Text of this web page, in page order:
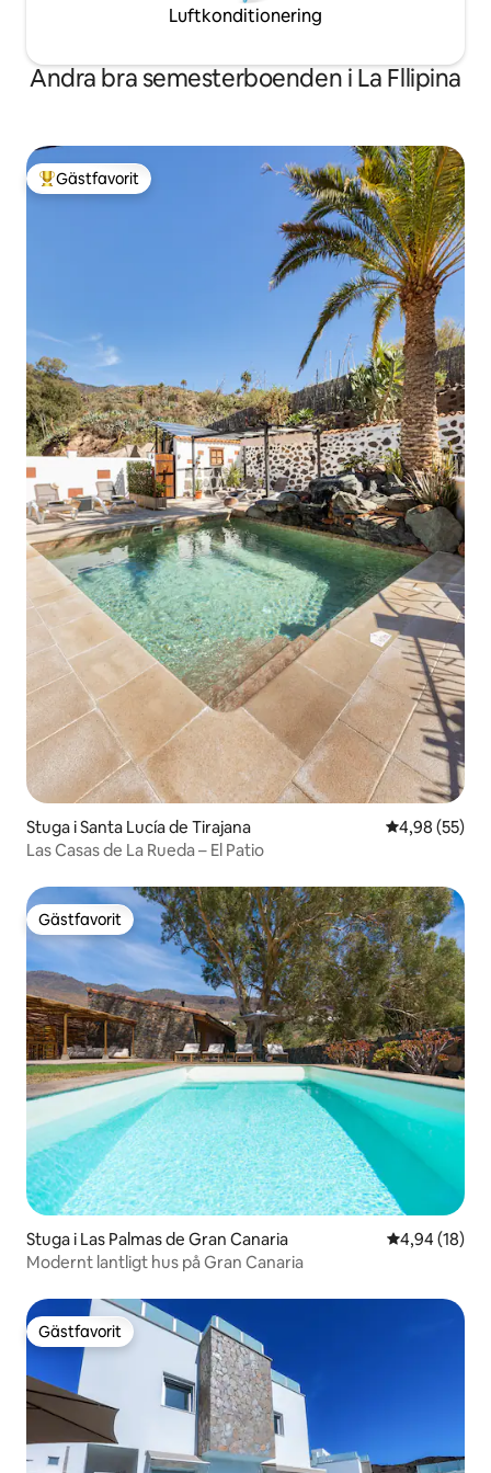
Luftkonditionering
Andra bra semesterboenden i La Fllipina
Populär gästfavorit
Gästfavorit
Stuga i Santa Lucía de Tirajana 4,98 av 5 i
4,98 (55)
Las Casas de La Rueda – El Patio
Gästfavorit
Gästfavorit
Stuga i Las Palmas de Gran Canaria 4,94 av 5 i
4,94 (18)
Modernt lantligt hus på Gran Canaria
Gästfavorit
Gästfavorit